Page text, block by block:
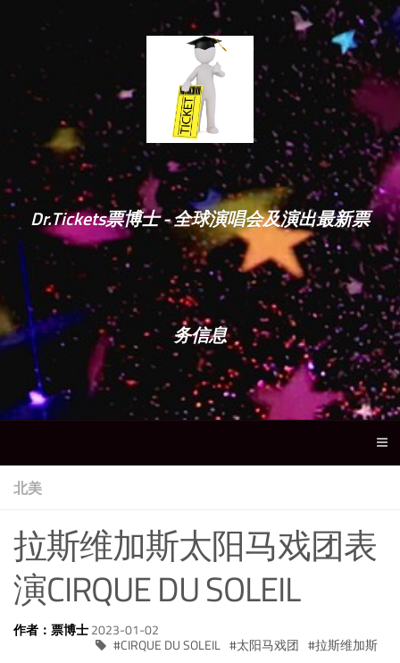
Dr.Tickets票博士 - 全球演唱会及演出最新票
务信息
北美
拉斯维加斯太阳马戏团表
演CIRQUE DU SOLEIL
作者：票博士2023-01-02
CIRQUE DU SOLEIL
太阳马戏团 拉斯维加斯